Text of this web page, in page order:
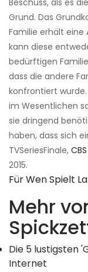
Beschuss, als es
Grund. Das
Familie erhält eine
kann diese
bedürftigen
dass die andere
konfrontiert
im Wesentlichen
sie dringend
haben, dass sich
TVSeriesFinale,
2015.
Für Wen Spielt
Mehr
Die 5 lustigsten
Internet